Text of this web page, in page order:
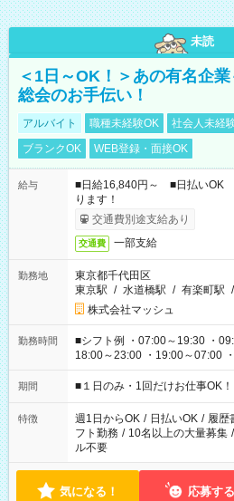
未読
＜1日～OK！＞あの有名企
総会のお手伝い！
アルバイト 職種未経験OK 社会人未経
ブランクOK
WEB登録・面接OK
給与
■日給16,840円～ ■日払いOK
ります！
交通費別途支給あり
交通費 一部支給
勤務地
東京都千代田区
東京駅 / 水道橋駅 / 有楽町駅 /
株式会社マッシュ
勤務時間
■シフト例 ・07:00～19:30 ・
18:00～23:00 ・19:00～07:00
etc ★最短で3時間で5,120円のお仕事から 15時間で2万円近く稼
げるお仕事も！ ご希望のお時間に合わせてご紹介！ ※シフトは
ください！
期間 ■１日のみ・1回だけお仕事OK！
特徴 週1日からOK / 日払いOK / 履歴
フト勤務 / 10名以上の大量募集 /
ル不要
気になる！ 応募する